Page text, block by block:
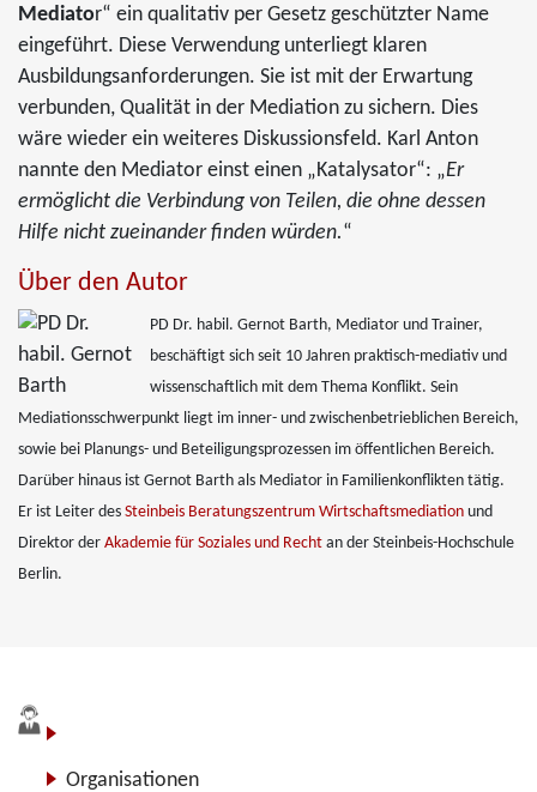
Mediator“ ein qualitativ per Gesetz geschützter Name
eingeführt. Diese Verwendung unterliegt klaren
Ausbildungsanforderungen. Sie ist mit der Erwartung
verbunden, Qualität in der Mediation zu sichern. Dies
wäre wieder ein weiteres Diskussionsfeld. Karl Anton
nannte den Mediator einst einen „Katalysator“: „Er
ermöglicht die Verbindung von Teilen, die ohne dessen
Hilfe nicht zueinander finden würden.“
Über den Autor
PD Dr. habil. Gernot Barth, Mediator und Trainer,
beschäftigt sich seit 10 Jahren praktisch-mediativ und
wissenschaftlich mit dem Thema Konflikt. Sein
Mediationsschwerpunkt liegt im inner- und zwischenbetrieblichen Bereich,
sowie bei Planungs- und Beteiligungsprozessen im öffentlichen Bereich.
Darüber hinaus ist Gernot Barth als Mediator in Familienkonflikten tätig.
Er ist Leiter des Steinbeis Beratungszentrum Wirtschaftsmediation und
Direktor der Akademie für Soziales und Recht an der Steinbeis-Hochschule
Berlin.
Organisationen